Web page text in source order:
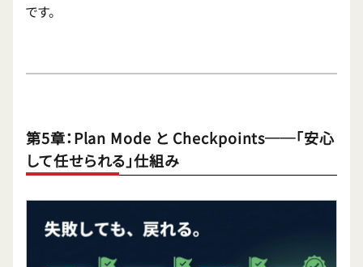
です。
第5章：Plan Mode と Checkpoints──「安心
して任せられる」仕組み